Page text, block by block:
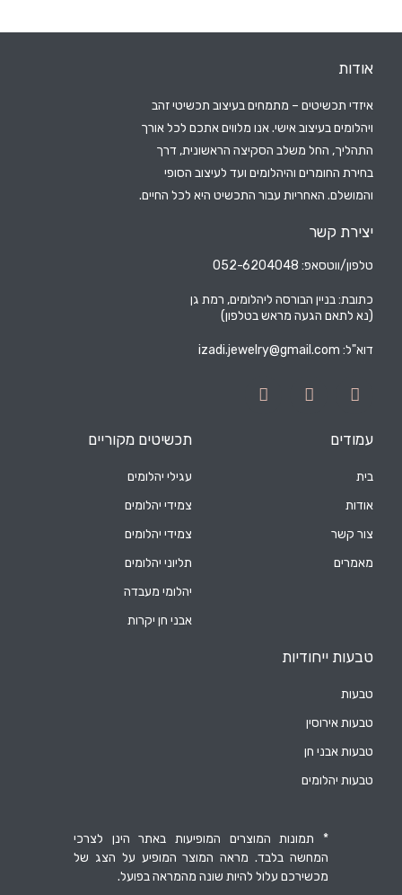
אודות
איזדי תכשיטים – מתמחים בעיצוב תכשיטי זהב
ויהלומים בעיצוב אישי. אנו מלווים אתכם לכל אורך
התהליך, החל משלב הסקיצה הראשונית, דרך
בחירת החומרים והיהלומים ועד לעיצוב הסופי
והמושלם. האחריות עבור התכשיט היא לכל החיים.
יצירת קשר
טלפון/ווטסאפ: 052-6204048
כתובת: בניין הבורסה ליהלומים, רמת גן
(נא לתאם הגעה מראש בטלפון)
דוא"ל: izadi.jewelry@gmail.com
עמודים
בית
אודות
צור קשר
מאמרים
תכשיטים מקוריים
עגילי יהלומים
צמידי יהלומים
צמידי יהלומים
תליוני יהלומים
יהלומי מעבדה
אבני חן יקרות
טבעות ייחודיות
טבעות
טבעות אירוסין
טבעות אבני חן
טבעות יהלומים
* תמונות המוצרים המופיעות באתר הינן לצרכי
המחשה בלבד. מראה המוצר המופיע על הצג של
מכשירכם עלול להיות שונה מהמראה בפועל.